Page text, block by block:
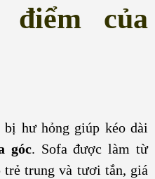
điểm của
hư hỏng giúp kéo dài
góc. Sofa được làm từ
trẻ trung và tươi tắn, giá